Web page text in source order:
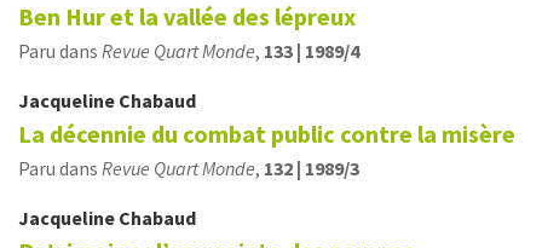
Ben Hur et la vallée des lépreux
Paru dans Revue Quart Monde, 133 | 1989/4
Jacqueline Chabaud
La décennie du combat public contre la misère
Paru dans Revue Quart Monde, 132 | 1989/3
Jacqueline Chabaud